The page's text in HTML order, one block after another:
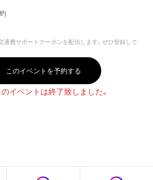
通費サポートクーポンを配信します。ぜひ登録して
このイベントを予約する
イベントは終了致しました。